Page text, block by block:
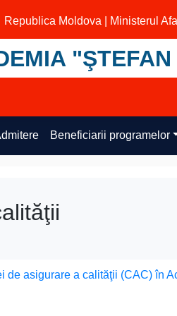
Republica Moldova | Ministerul
Beneficiarii programelor
de asigurare a calităţii (CAC) în